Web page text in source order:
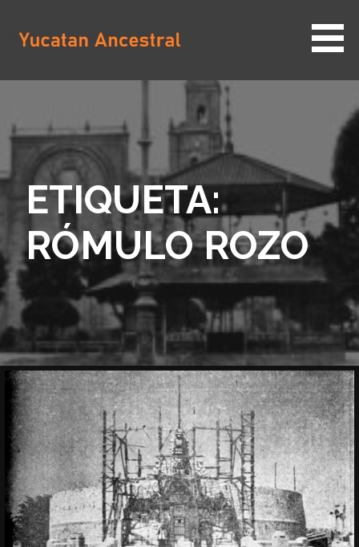
contenido
YUCATAN ANCESTRAL
ETIQUETA:
RÓMULO ROZO